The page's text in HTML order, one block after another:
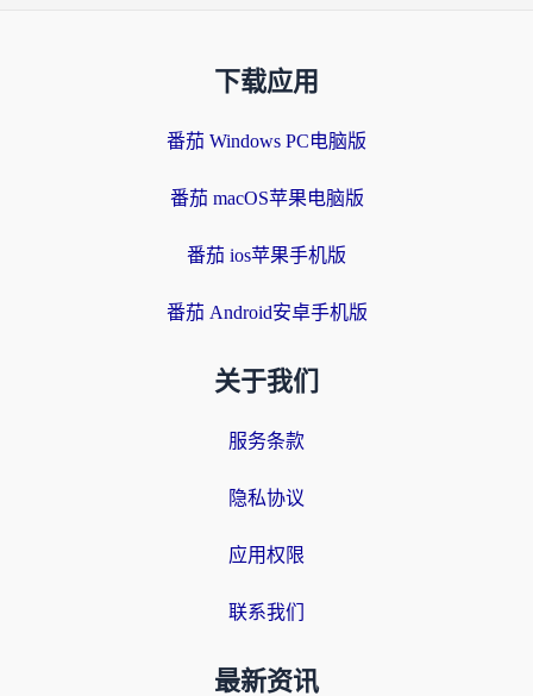
下载应用
番茄 Windows PC电脑版
番茄 macOS苹果电脑版
番茄 ios苹果手机版
番茄 Android安卓手机版
关于我们
服务条款
隐私协议
应用权限
联系我们
最新资讯